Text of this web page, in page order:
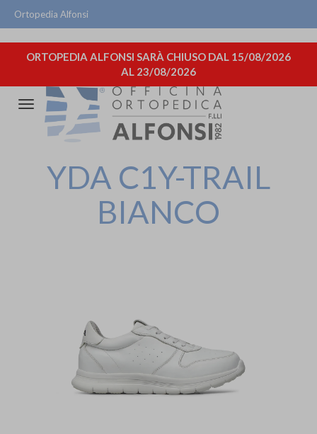
Ortopedia Alfonsi
ORTOPEDIA ALFONSI SARÀ CHIUSO DAL 15/08/2026
AL 23/08/2026
Attiva/disattiva
navigazione
YDA C1Y-TRAIL
BIANCO